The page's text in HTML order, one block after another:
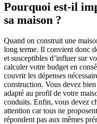
Pourquoi est-il
sa maison ?
Quand on construit une
long terme. Il convient donc
et susceptibles d’influer sur
calculer votre budget en
couvrir les dépenses
construction. Vous devez
adapté au profil de votre
conduits. Enfin, vous devez
attention car tous ne
répondent pas aux mêmes